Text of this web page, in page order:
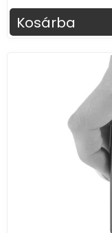
Kosárba